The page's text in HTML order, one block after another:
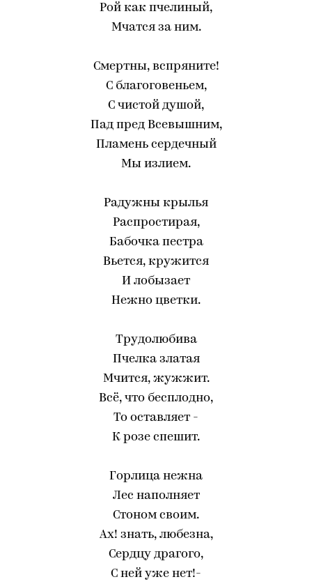
Рой как пчелиный,
Мчатся за ним.
Смертны, вспряните!
С благоговеньем,
С чистой душой,
Пад пред Всевышним,
Пламень сердечный
Мы излием.
Радужны крылья
Распростирая,
Бабочка пестра
Вьется, кружится
И лобызает
Нежно цветки.
Трудолюбива
Пчелка златая
Мчится, жужжит.
Всё, что бесплодно,
То оставляет -
К розе спешит.
Горлица нежна
Лес наполняет
Стоном своим.
Ах! знать, любезна,
Сердцу драгого,
С ней уже нет!-